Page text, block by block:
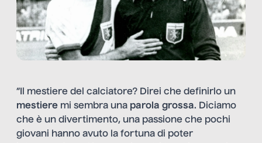
“Il mestiere del calciatore? Direi che definirlo un
mestiere mi sembra una parola grossa. Diciamo
che è un divertimento, una passione che pochi
giovani hanno avuto la fortuna di poter